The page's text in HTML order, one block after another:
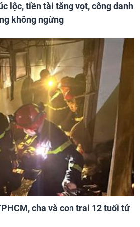
lộc, tiền tài tăng vọt, công danh
không ngừng
cha và con trai 12 tuổi tử